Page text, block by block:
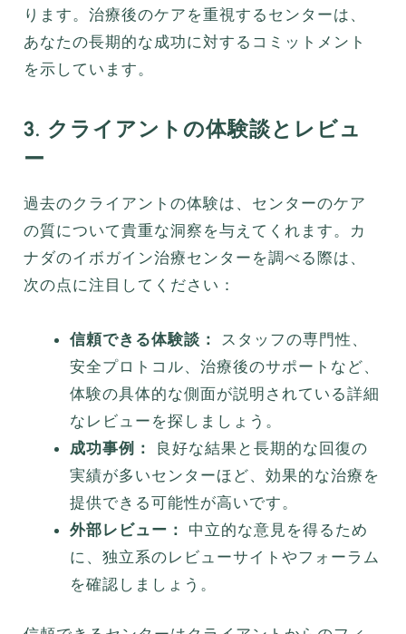
ります。治療後のケアを重視するセンターは、
あなたの長期的な成功に対するコミットメント
を示しています。
3. クライアントの体験談とレビュ
ー
過去のクライアントの体験は、センターのケア
の質について貴重な洞察を与えてくれます。カ
ナダのイボガイン治療センターを調べる際は、
次の点に注目してください：
信頼できる体験談：
スタッフの専門性、
安全プロトコル、治療後のサポートなど、
体験の具体的な側面が説明されている詳細
なレビューを探しましょう。
成功事例：
良好な結果と長期的な回復の
実績が多いセンターほど、効果的な治療を
提供できる可能性が高いです。
外部レビュー：
中立的な意見を得るため
に、独立系のレビューサイトやフォーラム
を確認しましょう。